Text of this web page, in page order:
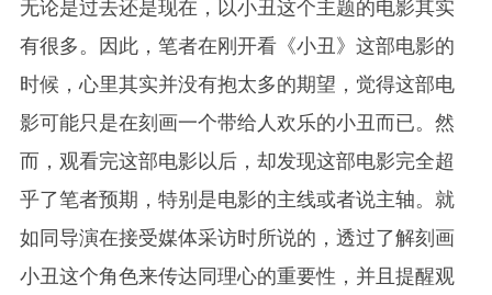
无论是过去还是现在，以小丑这个主题的电影其实
有很多。因此，笔者在刚开看《小丑》这部电影的
时候，心里其实并没有抱太多的期望，觉得这部电
影可能只是在刻画一个带给人欢乐的小丑而已。然
而，观看完这部电影以后，却发现这部电影完全超
乎了笔者预期，特别是电影的主线或者说主轴。就
如同导演在接受媒体采访时所说的，透过了解刻画
小丑这个角色来传达同理心的重要性，并且提醒观